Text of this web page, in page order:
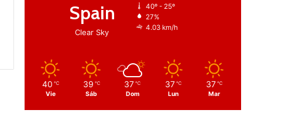
Spain
Clear Sky
40º - 25º
27%
4.03 km/h
40 ℃
Vie
39 ℃
Sáb
37 ℃
Dom
37 ℃
Lun
37 ℃
Mar